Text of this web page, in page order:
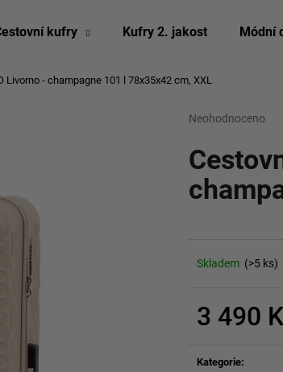
kufry Kufry 2. jakost Módní
Livorno - champagne 101 l 78x35x42 cm, XXL
Průměrné
produktu
je
z
Neohodnoceno
Skladem (>5 ks)
3 490
Kategorie:
Co potřebujete najít?
HLEDAT